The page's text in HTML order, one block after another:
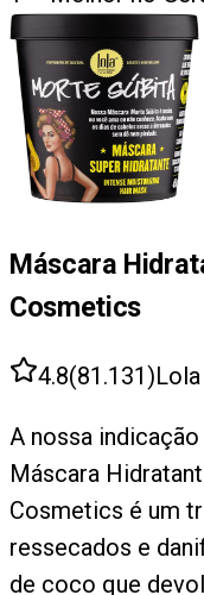
Máscara
Cosmetics
4.8(81.131)
A nossa
Máscara
Cosmetics é um
ressecados e
de coco que